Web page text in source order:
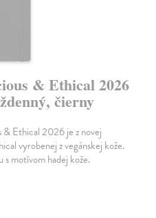
& Ethical 2026
čierny
Ethical 2026 je z novej
vyrobenej z vegánskej kože.
s motívom hadej kože.